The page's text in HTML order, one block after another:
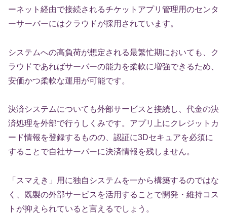
ーネット経由で接続されるチケットアプリ管理用のセンタ
ーサーバーにはクラウドが採用されています。
システムへの高負荷が想定される最繁忙期においても、ク
ラウドであればサーバーの能力を柔軟に増強できるため、
安価かつ柔軟な運用が可能です。
決済システムについても外部サービスと接続し、代金の決
済処理を外部で行うしくみです。アプリ上にクレジットカ
ード情報を登録するものの、認証に3Dセキュアを必須に
することで自社サーバーに決済情報を残しません。
「スマえき」用に独自システムを一から構築するのではな
く、既製の外部サービスを活用することで開発・維持コス
トが抑えられていると言えるでしょう。